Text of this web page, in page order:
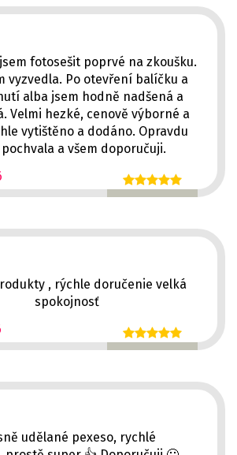
fotosešit poprvé na zkoušku.
vyzvedla. Po otevření balíčku a
alba jsem hodně nadšená a
Velmi hezké, cenově výborné a
vytištěno a dodáno. Opravdu
a všem doporučuji.
, rýchle doručenie velká
spokojnosť
udělané pexeso, rychlé